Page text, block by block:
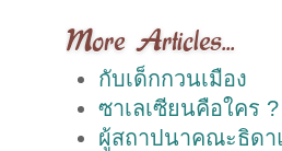
More Articles...
กับเด็กกวนเมือง
ซาเลเซียนคือใคร ?
ผู้สถาปนาคณะธิด